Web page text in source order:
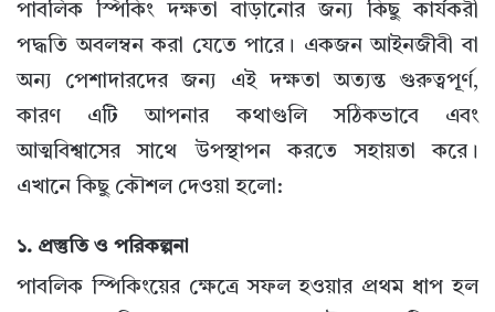
পাবলিক স্পিকিং দক্ষতা বাড়ানোর জন্য কিছু কার্যকরী
পদ্ধতি অবলম্বন করা যেতে পারে। একজন আইনজীবী বা
অন্য পেশাদারদের জন্য এই দক্ষতা অত্যন্ত গুরুত্বপূর্ণ,
কারণ এটি আপনার কথাগুলি সঠিকভাবে এবং
আত্মবিশ্বাসের সাথে উপস্থাপন করতে সহায়তা করে।
এখানে কিছু কৌশল দেওয়া হলো:
১. প্রস্তুতি ও পরিকল্পনা
পাবলিক স্পিকিংয়ের ক্ষেত্রে সফল হওয়ার প্রথম ধাপ হল